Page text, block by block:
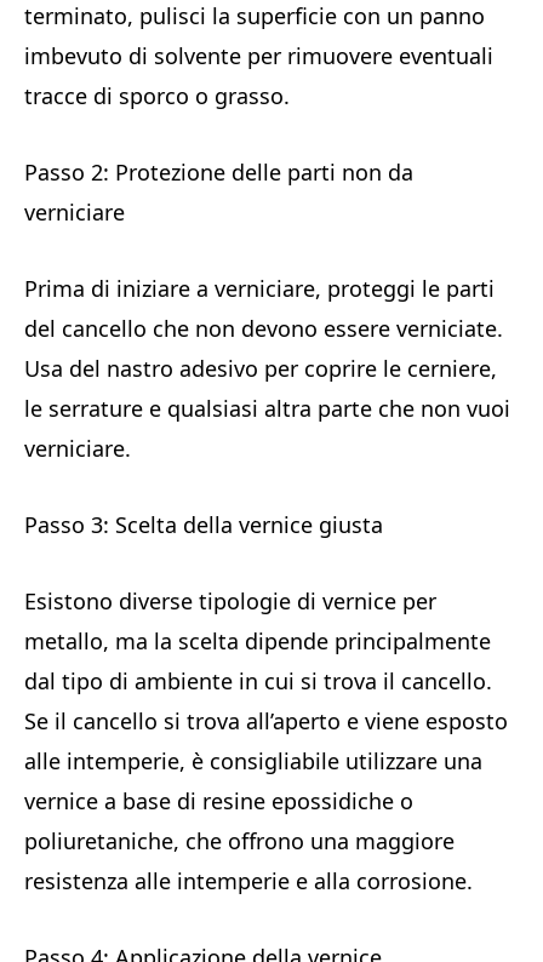
terminato, pulisci la superficie con un panno
imbevuto di solvente per rimuovere eventuali
tracce di sporco o grasso.
Passo 2: Protezione delle parti non da
verniciare
Prima di iniziare a verniciare, proteggi le parti
del cancello che non devono essere verniciate.
Usa del nastro adesivo per coprire le cerniere,
le serrature e qualsiasi altra parte che non vuoi
verniciare.
Passo 3: Scelta della vernice giusta
Esistono diverse tipologie di vernice per
metallo, ma la scelta dipende principalmente
dal tipo di ambiente in cui si trova il cancello.
Se il cancello si trova all’aperto e viene esposto
alle intemperie, è consigliabile utilizzare una
vernice a base di resine epossidiche o
poliuretaniche, che offrono una maggiore
resistenza alle intemperie e alla corrosione.